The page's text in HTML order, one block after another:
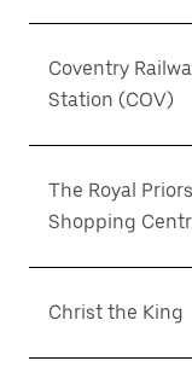
Coventry
Station (COV)
The Royal Priors
Shopping
Christ the King